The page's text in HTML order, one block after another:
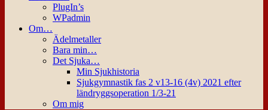
PlugIn’s
WPadmin
Om…
Ädelmetaller
Bara min…
Det Sjuka…
Min Sjukhistoria
Sjukgymnastik fas 2 v13-16 (4v) 2021 efter
ländryggsoperation 1/3-21
Om mig